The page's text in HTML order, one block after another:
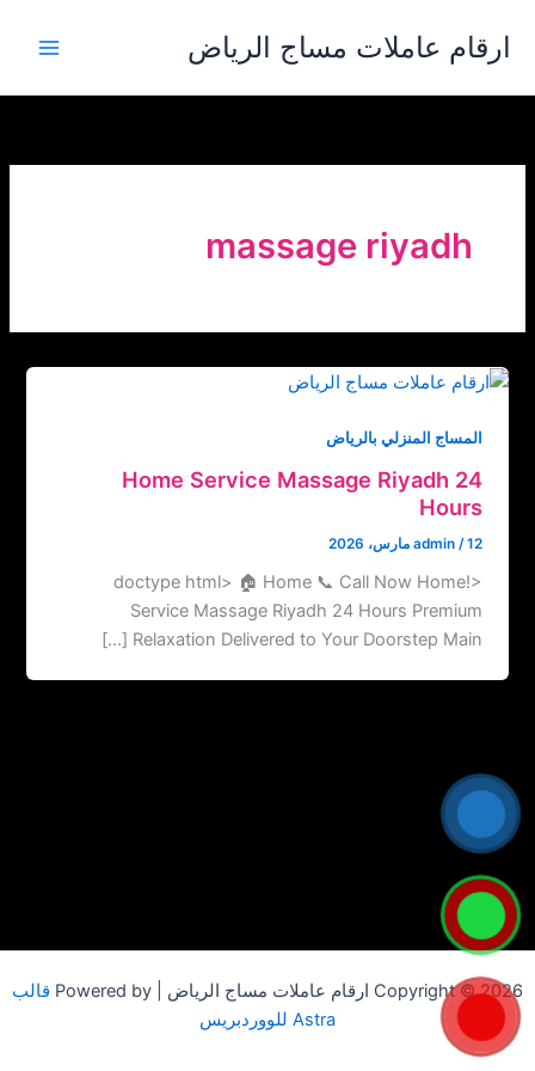
المحتوى
ارقام عاملات مساج الرياض
massage riyadh
المساج المنزلي بالرياض
Home Service Massage Riyadh 24
Hours
admin /12 مارس، 2026
<!doctype html> 🏠 Home 📞 Call Now Home
Service Massage Riyadh 24 Hours Premium
Relaxation Delivered to Your Doorstep Main […]
Copyright © 2026 ارقام عاملات مساج الرياض | Powered by
قالب
Astra للووردبريس